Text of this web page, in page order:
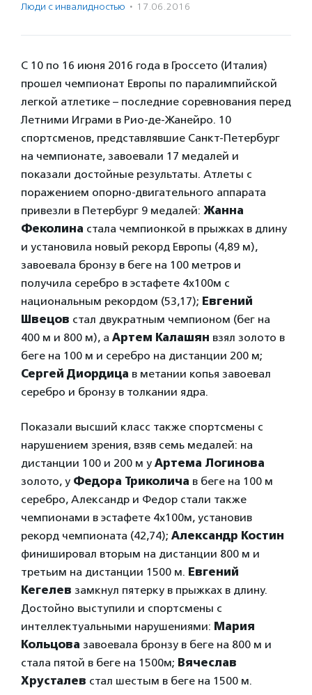
Люди с инвалидностью · 17.06.2016
С 10 по 16 июня 2016 года в Гроссето (Италия)
прошел чемпионат Европы по паралимпийской
легкой атлетике – последние соревнования перед
Летними Играми в Рио-де-Жанейро. 10
спортсменов, представлявшие Санкт-Петербург
на чемпионате, завоевали 17 медалей и
показали достойные результаты. Атлеты с
поражением опорно-двигательного аппарата
привезли в Петербург 9 медалей: Жанна
Феколина стала чемпионкой в прыжках в длину
и установила новый рекорд Европы (4,89 м),
завоевала бронзу в беге на 100 метров и
получила серебро в эстафете 4х100м с
национальным рекордом (53,17); Евгений
Швецов стал двукратным чемпионом (бег на
400 м и 800 м), а Артем Калашян взял золото в
беге на 100 м и серебро на дистанции 200 м;
Сергей Диордица в метании копья завоевал
серебро и бронзу в толкании ядра.
Показали высший класс также спортсмены с
нарушением зрения, взяв семь медалей: на
дистанции 100 и 200 м у Артема Логинова
золото, у Федора Триколича в беге на 100 м
серебро, Александр и Федор стали также
чемпионами в эстафете 4х100м, установив
рекорд чемпионата (42,74); Александр Костин
финишировал вторым на дистанции 800 м и
третьим на дистанции 1500 м. Евгений
Кегелев замкнул пятерку в прыжках в длину.
Достойно выступили и спортсмены с
интеллектуальными нарушениями: Мария
Кольцова завоевала бронзу в беге на 800 м и
стала пятой в беге на 1500м; Вячеслав
Хрусталев стал шестым в беге на 1500 м.